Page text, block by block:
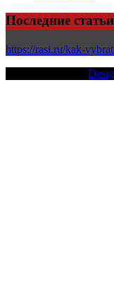
Последние статьи
https://rasi.ru/kak-